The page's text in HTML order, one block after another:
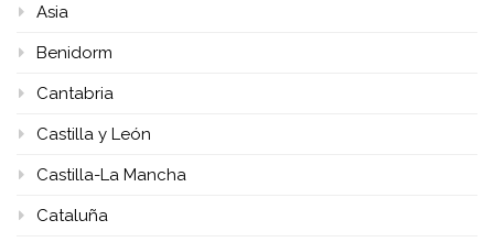
Asia
Benidorm
Cantabria
Castilla y León
Castilla-La Mancha
Cataluña